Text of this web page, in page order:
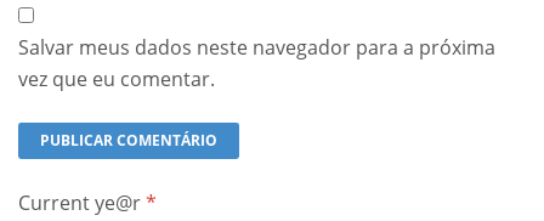
Salvar meus dados neste navegador para a próxima
vez que eu comentar.
Current ye@r*